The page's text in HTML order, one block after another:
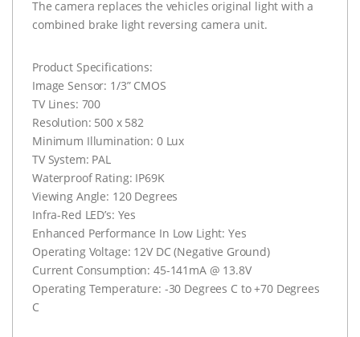
The camera replaces the vehicles original light with a
combined brake light reversing camera unit.
Product Specifications:
Image Sensor: 1/3” CMOS
TV Lines: 700
Resolution: 500 x 582
Minimum Illumination: 0 Lux
TV System: PAL
Waterproof Rating: IP69K
Viewing Angle: 120 Degrees
Infra-Red LED’s: Yes
Enhanced Performance In Low Light: Yes
Operating Voltage: 12V DC (Negative Ground)
Current Consumption: 45-141mA @ 13.8V
Operating Temperature: -30 Degrees C to +70 Degrees
C